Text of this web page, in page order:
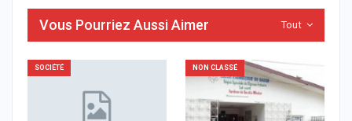
Tout
Vous Pourriez Aussi Aimer
SOCIÉTÉ NON CLASSÉ